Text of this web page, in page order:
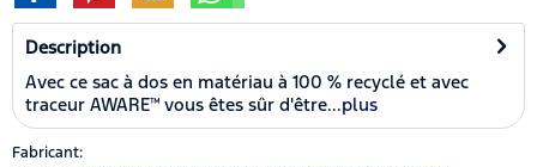
Description
Avec ce sac à dos en matériau à 100 % recyclé et avec
traceur AWARE™ vous êtes sûr d'être...plus
Fabricant: